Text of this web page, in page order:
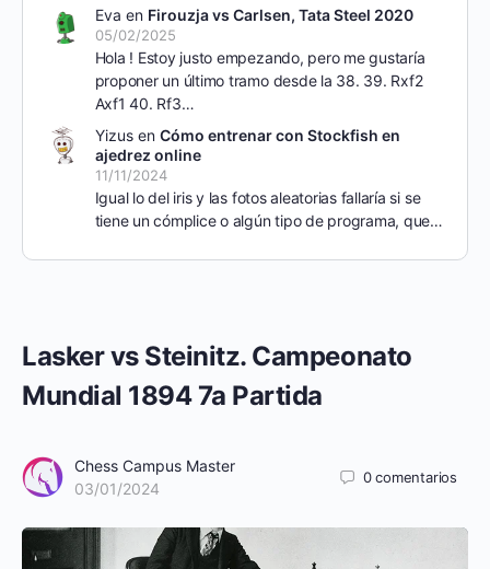
Lasker vs Steinitz. Campeonato
Mundial 1894 7a Partida
Chess Campus Master
03/01/2024
0comentarios
Eva en Firouzja vs Carlsen, Tata Steel 2020
05/02/2025
Hola ! Estoy justo empezando, pero me gustaría
proponer un último tramo desde la 38. 39. Rxf2
Axf1 40. Rf3…
Yizusen Cómo entrenar con Stockfish en
ajedrez online
11/11/2024
Igual lo del iris y las fotos aleatorias fallaría si se
tiene un cómplice o algún tipo de programa, que…